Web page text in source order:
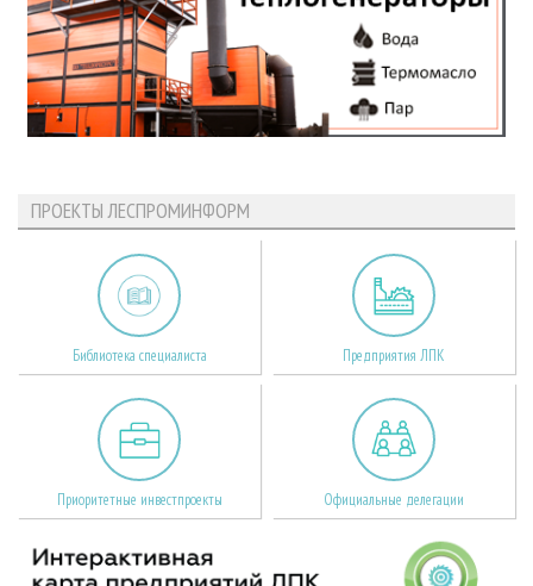
ПРОЕКТЫ ЛЕСПРОМИНФОРМ
Библиотека специалиста Предприятия ЛПК
Приоритетные инвестпроекты Официальные делегации